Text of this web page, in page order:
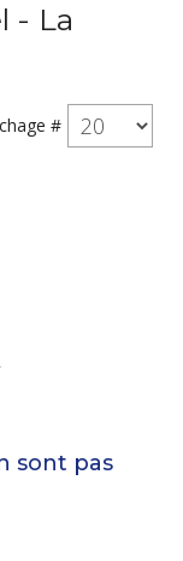
- La
#
.
sont pas